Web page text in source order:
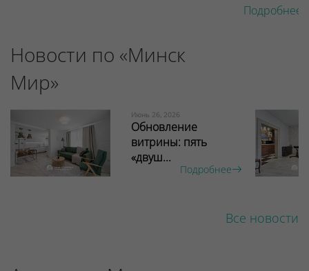
Подробнее
Новости по «Минск
Мир»
Июнь 26, 2026
Обновление
витрины: пять
«двуш...
Подробнее
Все новости